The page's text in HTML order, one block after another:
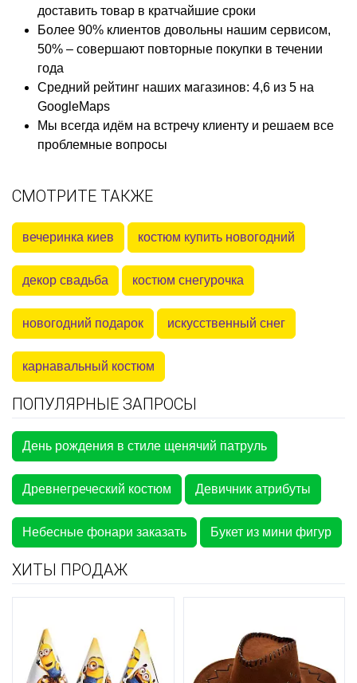
доставить товар в кратчайшие сроки
Более 90% клиентов довольны нашим сервисом,
50% – совершают повторные покупки в течении
года
Средний рейтинг наших магазинов: 4,6 из 5 на
GoogleMaps
Мы всегда идём на встречу клиенту и решаем все
проблемные вопросы
СМОТРИТЕ ТАКЖЕ
вечеринка киев костюм купить новогодний
декор свадьба костюм снегурочка
новогодний подарок искусственный снег
карнавальный костюм
ПОПУЛЯРНЫЕ ЗАПРОСЫ
День рождения в стиле щенячий патруль
Древнегреческий костюм Девичник атрибуты
Небесные фонари заказать Букет из мини фигур
ХИТЫ ПРОДАЖ